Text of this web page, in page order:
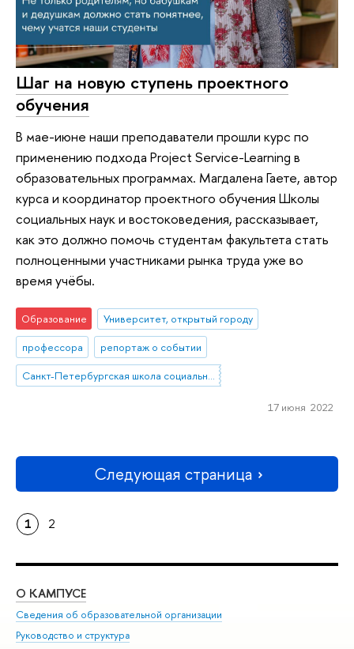
Шаг на новую ступень проектного
обучения
В мае-июне наши преподаватели прошли курс по
применению подхода Project Service-Learning в
образовательных программах. Магдалена Гаете, автор
курса и координатор проектного обучения Школы
социальных наук и востоковедения, рассказывает,
как это должно помочь студентам факультета стать
полноценными участниками рынка труда уже во
время учёбы.
Образование
Университет, открытый городу
профессора
репортаж о событии
Санкт-Петербургская школа социальных наук
17 июня 2022
Следующая страница
1 2
О КАМПУСЕ
Сведения об образовательной организации
Руководство и структура